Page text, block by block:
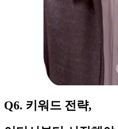
Q6. 키워드 전략,